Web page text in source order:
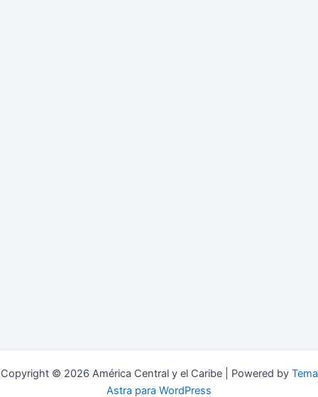
Copyright © 2026 América Central y el Caribe | Powered by Tema
Astra para WordPress